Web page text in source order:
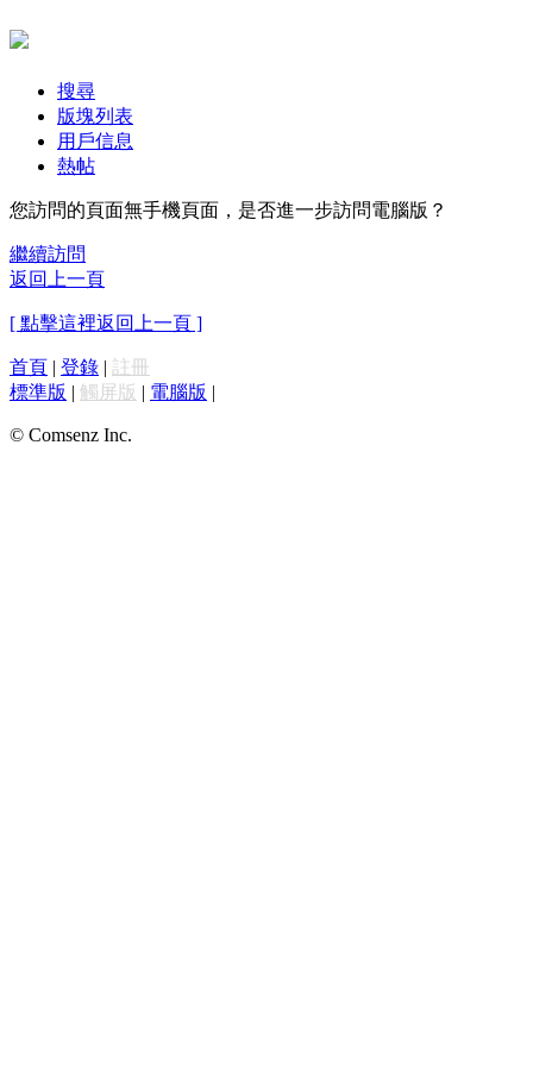
搜尋
版塊列表
用戶信息
熱帖
您訪問的頁面無手機頁面，是否進一步訪問電腦版？
繼續訪問
返回上一頁
[ 點擊這裡返回上一頁 ]
首頁 | 登錄 | 註冊
標準版 | 觸屏版 | 電腦版 |
© Comsenz Inc.